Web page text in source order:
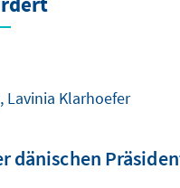
, Lavinia Klarhoefer
dänischen